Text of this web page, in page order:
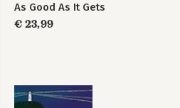
As Good As It Gets
€ 23,99